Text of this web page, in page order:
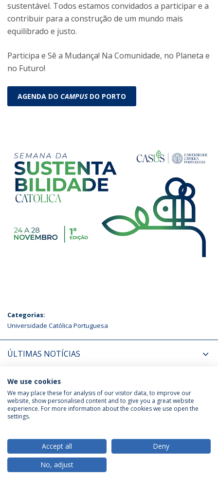
sustentável. Todos estamos convidados a participar e a
contribuir para a construção de um mundo mais
equilibrado e justo.
Participa e Sê a Mudança! Na Comunidade, no Planeta e
no Futuro!
AGENDA DO CAMPUSDO PORTO
Categorias:
Universidade Católica Portuguesa
ÚLTIMAS NOTÍCIAS
PRÓXIMOS EVENTOS
Política de Privacidade
Termos & Condições
© 2026 Universidade Católica Portuguesa
We use cookies
We may place these for analysis of our visitor data, to improve our
website, show personalised content and to give you a great website
experience. For more information about the cookies we use open the
settings.
Accept all
Deny
No, adjust